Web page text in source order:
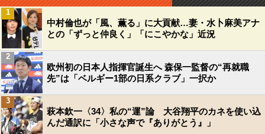
中村倫也が「風、薫る」に大貢献…妻・水卜麻美アナ
との「ずっと仲良く」「にこやかな」近況
1
欧州初の日本人指揮官誕生へ 森保一監督の“再就職
先”は「ベルギー1部の日系クラブ」一択か
2
萩本欽一〈34〉私の“運”論 大谷翔平のカネを使い込
んだ通訳に「小さな声で『ありがとう』」
3